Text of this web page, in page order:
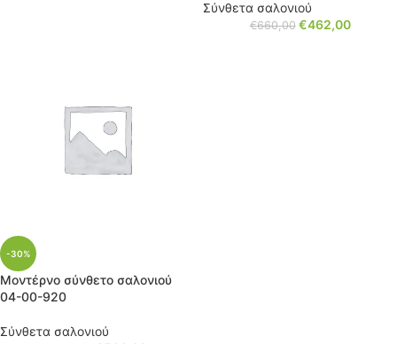
Σύνθετα σαλονιού
€660,00 €462,00
-30%
Μοντέρνο σύνθετο σαλονιού
04-00-920
Σύνθετα σαλονιού